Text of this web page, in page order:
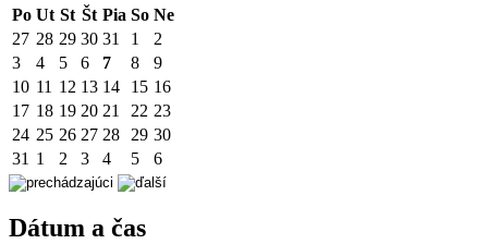
Po Ut St Št Pia So Ne
27 28 29 30 31 1
2
3
4 5 6 7 8
9
10 11 12 13 14 15 16
17 18 19 20 21 22 23
24 25 26 27 28 29 30
31 1 2 3 4 5 6
Dátum a čas